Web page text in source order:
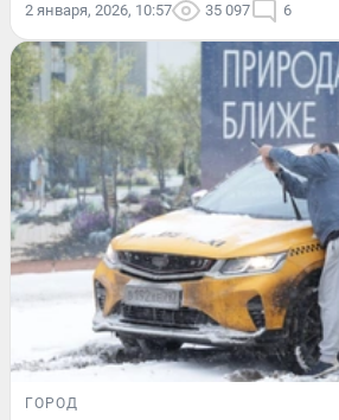
2 января, 2026, 10:57 35 097 6
ГОРОД